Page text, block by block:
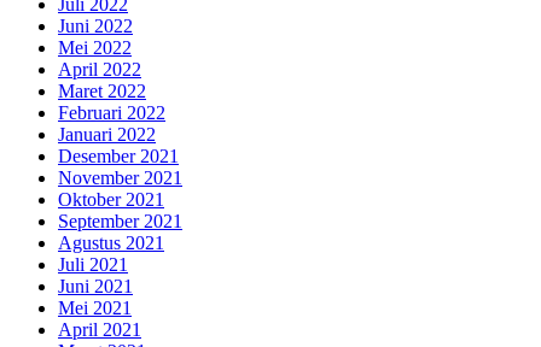
Juli 2022
Juni 2022
Mei 2022
April 2022
Maret 2022
Februari 2022
Januari 2022
Desember 2021
November 2021
Oktober 2021
September 2021
Agustus 2021
Juli 2021
Juni 2021
Mei 2021
April 2021